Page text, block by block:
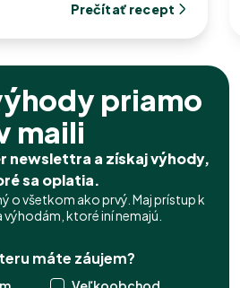
Prečítať recept
priamo
maili
newslettra a získaj výhody,
sa oplatia.
o všetkom ako prvý. Maj prístup k
ktoré iní nemajú.
máte záujem?